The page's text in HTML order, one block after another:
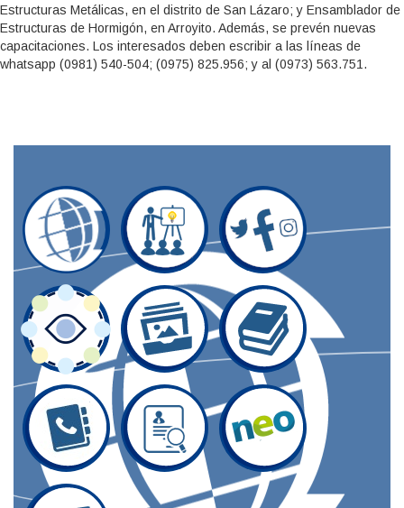
Estructuras Metálicas, en el distrito de San Lázaro; y Ensamblador de
Estructuras de Hormigón, en Arroyito. Además, se prevén nuevas
capacitaciones. Los interesados deben escribir a las líneas de
whatsapp (0981) 540-504; (0975) 825.956; y al (0973) 563.751.